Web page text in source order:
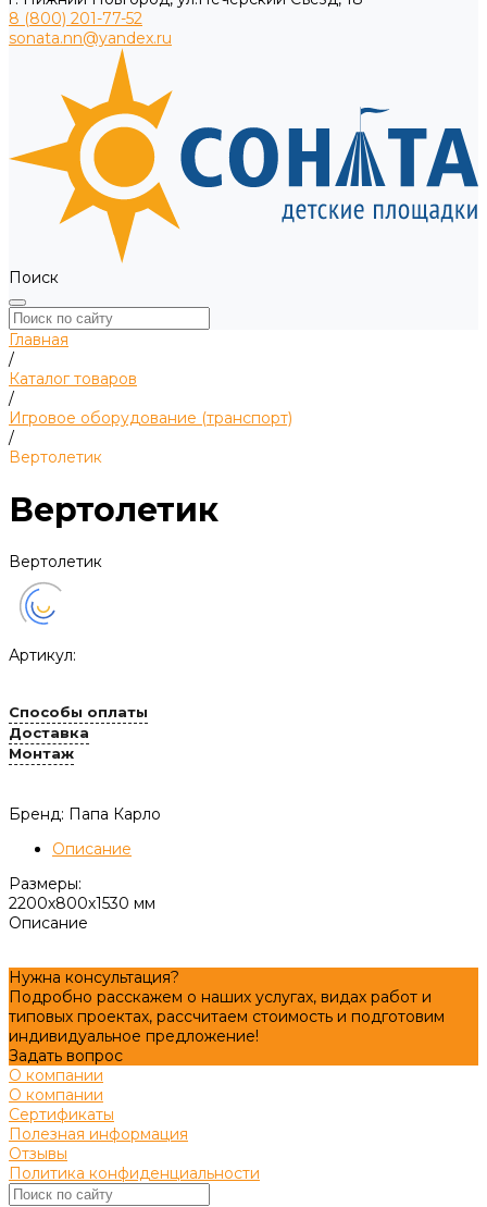
8 (800) 201-77-52
sonata.nn@yandex.ru
Поиск
Главная
/
Каталог товаров
/
Игровое оборудование (транспорт)
/
Вертолетик
Вертолетик
Вертолетик
Артикул:
Способы оплаты
Доставка
Монтаж
Бренд: Папа Карло
Описание
Размеры:
2200х800х1530 мм
Описание
Нужна консультация?
Подробно расскажем о наших услугах, видах работ и
типовых проектах, рассчитаем стоимость и подготовим
индивидуальное предложение!
Задать вопрос
О компании
О компании
Сертификаты
Полезная информация
Отзывы
Политика конфиденциальности